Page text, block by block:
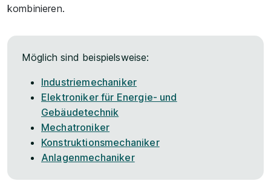
kombinieren.
Möglich sind beispielsweise:
Industriemechaniker
Elektroniker für Energie- und
Gebäudetechnik
Mechatroniker
Konstruktionsmechaniker
Anlagenmechaniker